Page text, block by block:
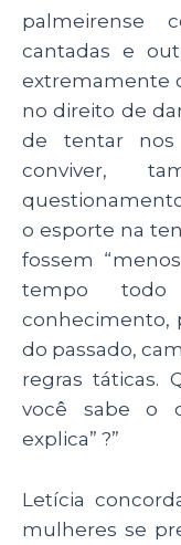
palmeirense
cantadas e
extremamente
no direito de
de tentar nos
conviver,
o esporte na
fossem
tempo todo
conhecimento,
do passado,
regras táticas.
você sabe o
explica” ?”
Letícia
mulheres se